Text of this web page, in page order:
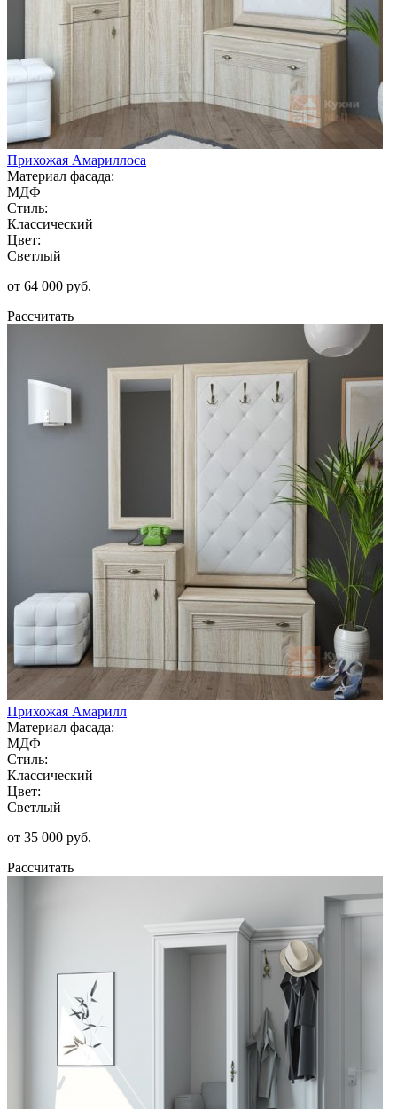
Прихожая Амариллоса
Материал фасада:
МДФ
Стиль:
Классический
Цвет:
Светлый
от 64 000 руб.
Рассчитать
Прихожая Амарилл
Материал фасада:
МДФ
Стиль:
Классический
Цвет:
Светлый
от 35 000 руб.
Рассчитать